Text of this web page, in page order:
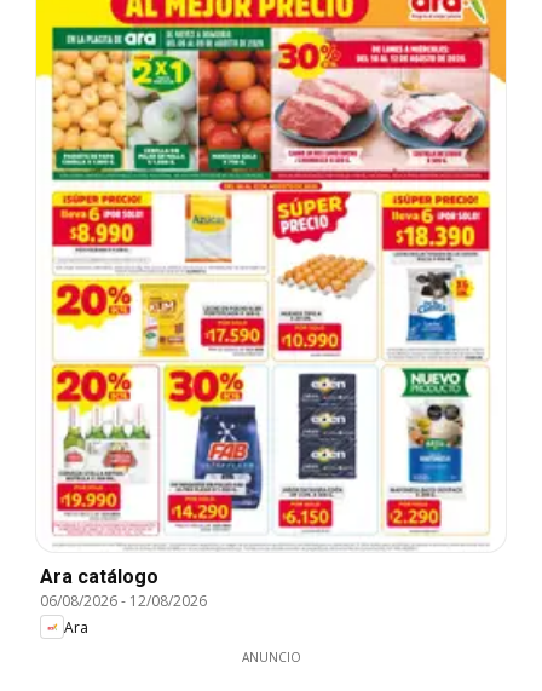
Ara catálogo
06/08/2026- 12/08/2026
Ara
ANUNCIO